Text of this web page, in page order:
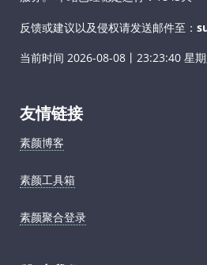
反馈或建议以及侵权请发送邮件至：
当前时间 2026-08-08丨23:23:40 星
友情链接
素颜博客
素颜工具箱
素颜聚合登录